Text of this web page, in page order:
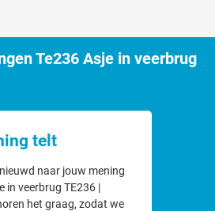
Te236 Asje in veerbrug
telt
naar jouw mening
in veerbrug TE236 |
het graag, zodat we